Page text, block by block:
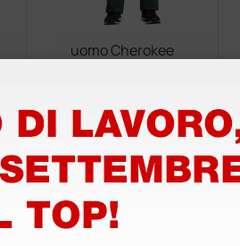
1 pz.
uomo Cherokee
22,80 €24,00 €
(Prezzo i.e.)
1 pz.